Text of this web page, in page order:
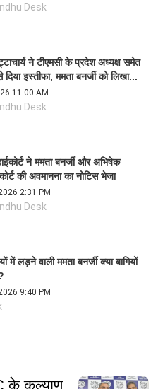
Desk
ने टीएमसी के प्रदेश अध्यक्ष समेत
दिया इस्तीफा, ममता बनर्जी को लिखा...
11:00 AM
Desk
ने ममता बनर्जी और अभिषेक
की अवमानना ​​का नोटिस भेजा
2:31 PM
Desk
में लड़ने वाली ममता बनर्जी क्या बागियों
9:40 PM
के कल्याण